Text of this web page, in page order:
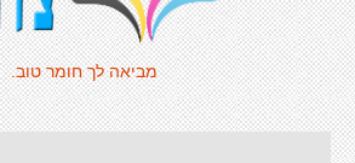
מביאה לך חומר טוב.